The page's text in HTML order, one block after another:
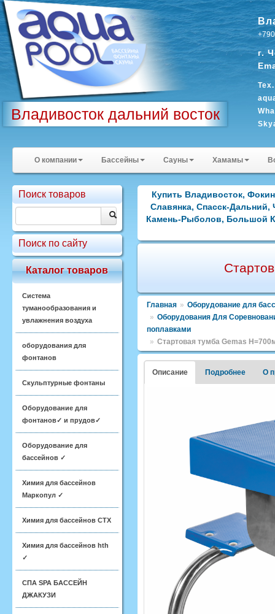
Владивосток дальний восток
г.
О компании Бассейны Сауны Хамамы
Поиск товаров
Поиск по сайту
Каталог товаров
Система
туманообразования и
увлажнения воздуха
оборудования для
фонтанов
Скульптурные фонтаны
Оборудование для
фонтанов✓ и прудов✓
Оборудование для
бассейнов ✓
Химия для бассейнов
Маркопул ✓
Химия для бассейнов CTX
Химия для бассейнов hth
✓
СПА SPA БАССЕЙН
ДЖАКУЗИ
Купить Владивосток,
Славянка, Спасск-Дальний,
Камень-Рыболов, Большой
Главная » Оборудование для
» Оборудования Для
поплавками
» Стартовая тумба Gemas
Описание Подробнее О